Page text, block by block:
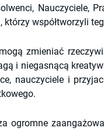
Nauczyciele,
współtworzyli
zmieniać
i niegasnącą
nauczyciele i
ogromne